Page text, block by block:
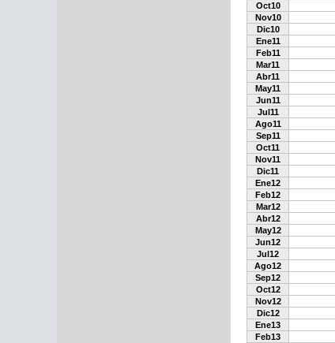
Oct10
Nov10
Dic10
Ene11
Feb11
Mar11
Abr11
May11
Jun11
Jul11
Ago11
Sep11
Oct11
Nov11
Dic11
Ene12
Feb12
Mar12
Abr12
May12
Jun12
Jul12
Ago12
Sep12
Oct12
Nov12
Dic12
Ene13
Feb13